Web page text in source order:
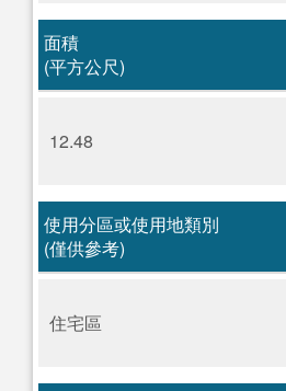
面積
(平方公尺)
12.48
使用分區或使用地類別
(僅供參考)
住宅區